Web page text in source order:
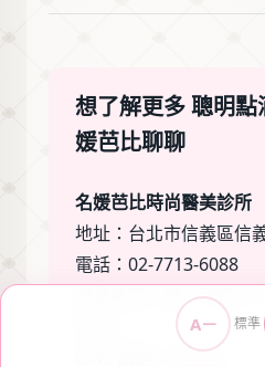
想了解更多 聰明
媛芭比聊聊
名媛芭比時尚醫美診所
地址：台北市信義區信
電話：02-7713-6088
營業時間：週一至週六
@kb.cc
A－ 標準